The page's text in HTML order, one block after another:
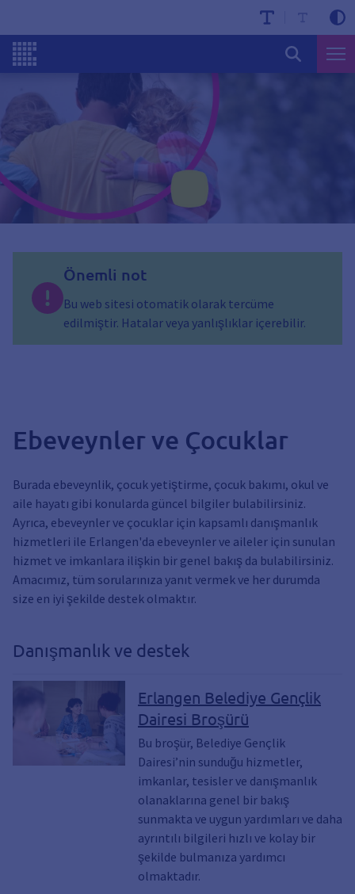
Önemli not
Bu web sitesi otomatik olarak tercüme
edilmiştir. Hatalar veya yanlışlıklar içerebilir.
Ebeveynler ve Çocuklar
Burada ebeveynlik, çocuk yetiştirme, çocuk bakımı, okul ve
aile hayatı gibi konularda güncel bilgiler bulabilirsiniz.
Ayrıca, ebeveynler ve çocuklar için kapsamlı danışmanlık
hizmetleri ile Erlangen'da ebeveynler ve aileler için sunulan
hizmet ve imkanlara ilişkin bir genel bakış da bulabilirsiniz.
Amacımız, tüm sorularınıza yanıt vermek ve her durumda
size en iyi şekilde destek olmaktır.
Danışmanlık ve destek
Erlangen Belediye Gençlik
Dairesi Broşürü
Bu broşür, Belediye Gençlik
Dairesi’nin sunduğu hizmetler,
imkanlar, tesisler ve danışmanlık
olanaklarına genel bir bakış
sunmakta ve uygun yardımları ve daha
ayrıntılı bilgileri hızlı ve kolay bir
şekilde bulmanıza yardımcı
olmaktadır.